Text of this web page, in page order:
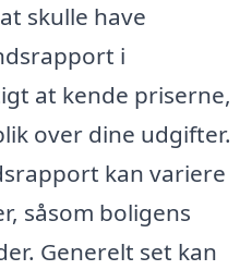
skulle have
i
at kende priserne,
over dine udgifter.
kan variere
såsom boligens
Generelt set kan